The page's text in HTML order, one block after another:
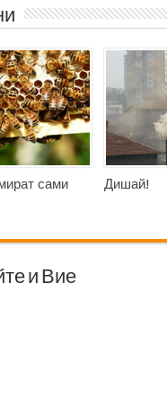
сами Дишай!
и Вие